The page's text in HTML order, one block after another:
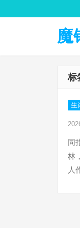
魔
标
生
同
林
人